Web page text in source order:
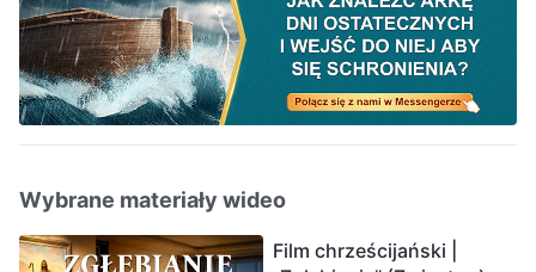
Wybrane materiały wideo
Film chrześcijański |